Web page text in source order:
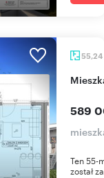
55,24
589
Ten 55-
został